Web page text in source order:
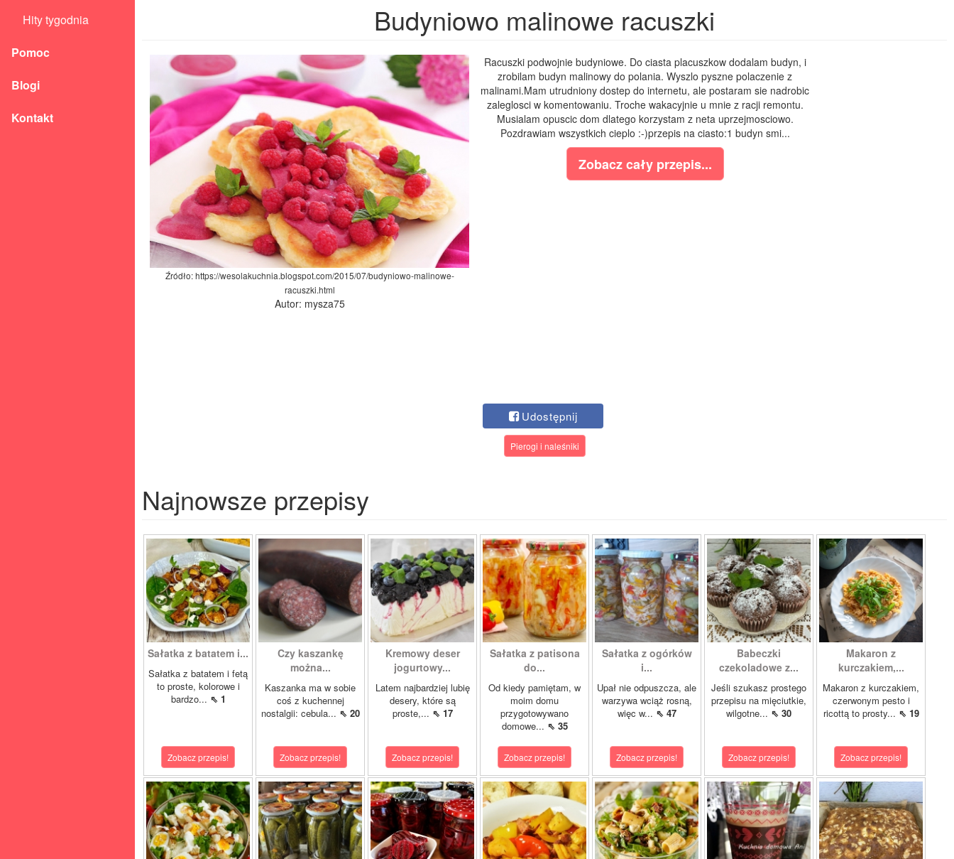
Hity tygodnia
Pomoc
Blogi
Kontakt
Budyniowo malinowe racuszki
Źródło: https://wesolakuchnia.blogspot.com/2015/07/budyniowo-malinowe-
racuszki.html
Autor: mysza75
Racuszki podwojnie budyniowe. Do ciasta placuszkow dodalam budyn, i
zrobilam budyn malinowy do polania. Wyszlo pyszne polaczenie z
malinami.Mam utrudniony dostep do internetu, ale postaram sie nadrobic
zaleglosci w komentowaniu. Troche wakacyjnie u mnie z racji remontu.
Musialam opuscic dom dlatego korzystam z neta uprzejmosciowo.
Pozdrawiam wszystkich cieplo :-)przepis na ciasto:1 budyn smi...
Zobacz cały przepis...
Udostępnij
Pierogi i naleśniki
Najnowsze przepisy
Sałatka z batatem i...
Sałatka z batatem i fetą
to proste, kolorowe i
bardzo... ⇖ 1
Zobacz przepis!
Czy kaszankę
można...
Kaszanka ma w sobie
coś z kuchennej
nostalgii: cebula... ⇖ 20
Zobacz przepis!
Kremowy deser
jogurtowy...
Latem najbardziej lubię
desery, które są
proste,... ⇖ 17
Zobacz przepis!
Sałatka z patisona
do...
Od kiedy pamiętam, w
moim domu
przygotowywano
domowe... ⇖ 35
Zobacz przepis!
Sałatka z ogórków
i...
Upał nie odpuszcza, ale
warzywa wciąż rosną,
więc w... ⇖ 47
Zobacz przepis!
Babeczki
czekoladowe z...
Jeśli szukasz prostego
przepisu na mięciutkie,
wilgotne... ⇖ 30
Zobacz przepis!
Makaron z
kurczakiem,...
Makaron z kurczakiem,
czerwonym pesto i
ricottą to prosty... ⇖ 19
Zobacz przepis!